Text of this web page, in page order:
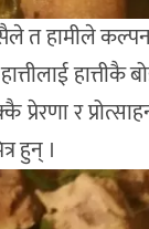
त हामीले
हात्तीलाई
प्रेरणा र
हुन् ।